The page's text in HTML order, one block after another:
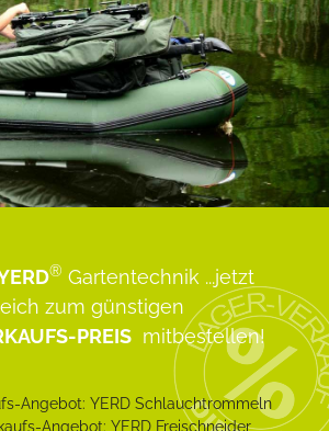
® Gartentechnik ...jetzt
zum günstigen
PREIS mitbestellen!